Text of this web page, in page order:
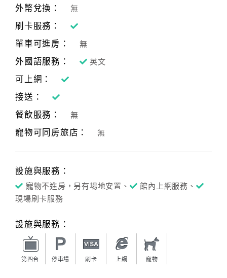
單
理
會
員
戶
客
絡
單
Line
外幣兌換： 無
刷卡服務：
單車可進房：
無
外國語服務： 英文
可上網：
接送：
餐飲服務：
無
寵物可同房旅店： 無
設施與服務：
寵物不進房，另有場地安置、
館內上網服務、
現場刷卡服務
設施與服務：
第四台 停車場 刷卡 上網 寵物